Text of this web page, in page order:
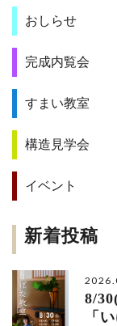
おしらせ
完成内覧会
すまい教室
構造見学会
イベント
新着投稿
8/
「